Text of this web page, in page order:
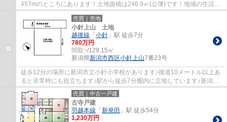
457mのところにあります！土地面積は246.9㎡(公簿)です！地域の生活情
報も不動産情報もまとめて当社にお任せください...
売買｜売地
小針上山 土地
越後線 「 小針 」駅 徒歩7分
780万円
間取:-/129.15㎡
新潟県新潟市西区小針上山7番23号
徒歩12分の場所に新潟市立小針小学校があります♪接道10メートル以上あ
ると非常時にも役立ちます♪駅から徒歩7分圏内に立地しています♪新潟市
西区で土地を探すなら、越後線小針周辺がお...
売買｜中古一戸建
古寺戸建
羽越本線 「 新発田 」駅 徒歩54分
1,230万円